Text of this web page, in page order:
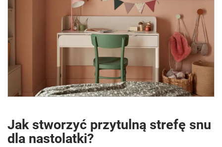
Jak stworzyć przytulną strefę snu
dla nastolatki?